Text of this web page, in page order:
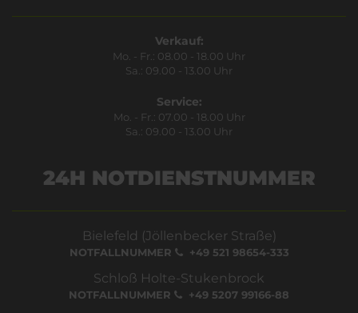
Verkauf:
Mo. - Fr.: 08.00 - 18.00 Uhr
Sa.: 09.00 - 13.00 Uhr
Service:
Mo. - Fr.: 07.00 - 18.00 Uhr
Sa.: 09.00 - 13.00 Uhr
24H NOTDIENSTNUMMER
Bielefeld (Jöllenbecker Straße)
NOTFALLNUMMER +49 521 98654-333
Schloß Holte-Stukenbrock
NOTFALLNUMMER +49 5207 99166-88